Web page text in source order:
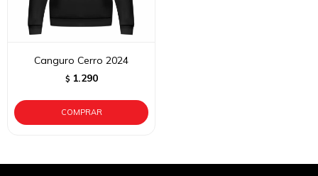
Canguro Cerro 2024
$ 1.290